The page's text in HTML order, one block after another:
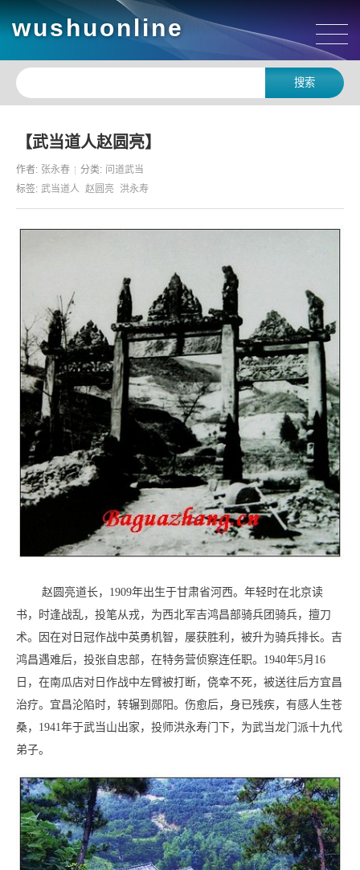
wushuonline
【武当道人赵圆亮】
作者: 张永春 分类: 问道武当
标签: 武当道人 赵圆亮 洪永寿
赵圆亮道长，1909年出生于甘肃省河西。年轻时在北京读
书，时逢战乱，投笔从戎，为西北军吉鸿昌部骑兵团骑兵，擅刀
术。因在对日冠作战中英勇机智，屡获胜利，被升为骑兵排长。吉
鸿昌遇难后，投张自忠部，在特务营侦察连任职。1940年5月16
日，在南瓜店对日作战中左臂被打断，侥幸不死，被送往后方宜昌
治疗。宜昌沦陷时，转辗到郧阳。伤愈后，身已残疾，有感人生苍
桑，1941年于武当山出家，投师洪永寿门下，为武当龙门派十九代
弟子。